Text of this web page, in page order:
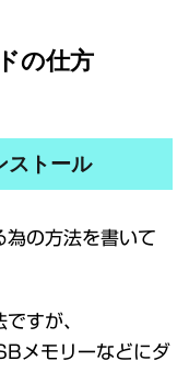
の仕方
ストール
の方法を書いて
すが、
メモリーなどにダ